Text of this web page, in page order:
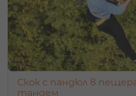
Скок с пандюл в
тандем